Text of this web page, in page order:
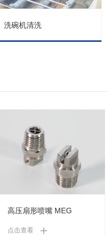
洗碗机清洗
高压扇形喷嘴 MEG
点击查看